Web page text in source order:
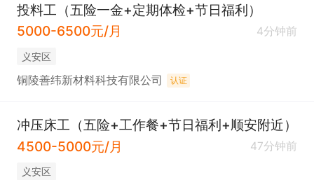
投料工（五险一金+定期体检+节日福利）
5000-6500元/月
4分钟前
义安区
铜陵善纬新材料科技有限公司 认证
冲压床工（五险+工作餐+节日福利+顺安附近）
4500-5000元/月
47分钟前
义安区